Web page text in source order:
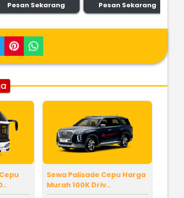
Pesan Sekarang Pesan Sekarang
Sewa Palisade Cepu Harga
Murah 100K Driv..